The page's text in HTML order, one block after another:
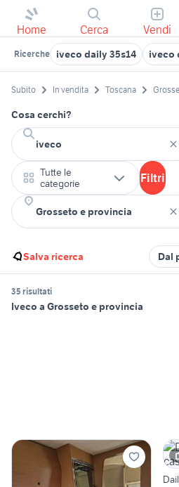
Home Cerca Vendi
Ricerche iveco daily 35s14 iveco
Subito In vendita Toscana
Cosa cerchi?
Tutte le
categorie
Filtri
Salva ricerca Dal
35 risultati
Iveco a Grosseto e provincia